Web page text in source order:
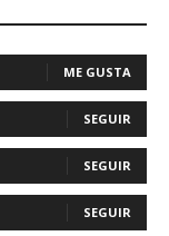
ME GUSTA
SEGUIR
SEGUIR
SEGUIR